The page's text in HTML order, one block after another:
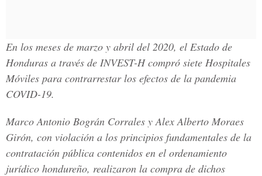
En los meses de marzo y abril del 2020, el Estado de
Honduras a través de INVEST-H compró siete Hospitales
Móviles para contrarrestar los efectos de la pandemia
COVID-19.
Marco Antonio Bográn Corrales y Alex Alberto Moraes
Girón, con violación a los principios fundamentales de la
contratación pública contenidos en el ordenamiento
jurídico hondureño, realizaron la compra de dichos